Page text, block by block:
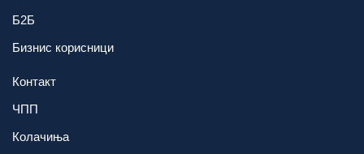
Б2Б
Бизнис корисници
Контакт
ЧПП
Колачиња